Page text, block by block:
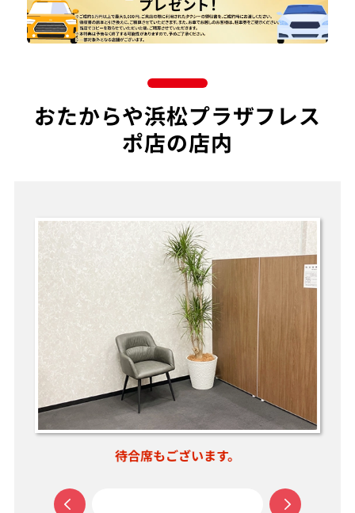
おたからや浜松プラザフレス
ポ店の店内
待合席もございます。